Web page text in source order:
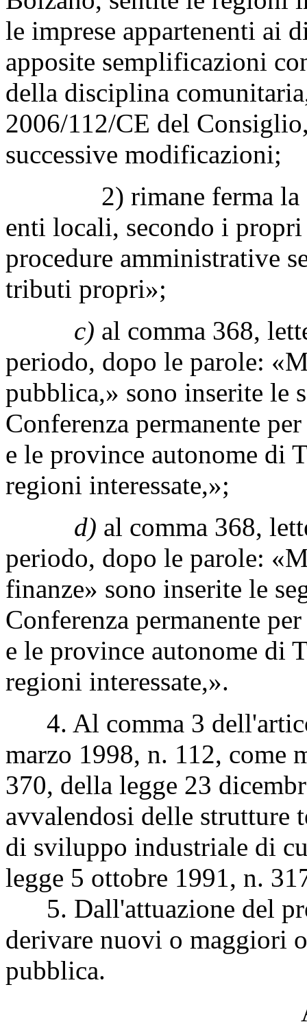
le imprese appartenenti ai
apposite semplificazioni
della disciplina
2006/112/CE del
successive modificazioni;
2) rimane ferma la
enti locali, secondo i
procedure amministrative
tributi propri»;
c) al comma 368,
periodo, dopo le parole:
pubblica,» sono inserite le
Conferenza permanente
e le province autonome di
regioni interessate,»;
d) al comma 368,
periodo, dopo le parole:
finanze» sono inserite le
Conferenza permanente
e le province autonome di
regioni interessate,».
4. Al comma 3
marzo 1998, n. 112, come
370, della legge 23
avvalendosi delle strutture
di sviluppo industriale di
legge 5 ottobre 1991, n.
5. Dall'attuazione del
derivare nuovi o maggiori
pubblica.